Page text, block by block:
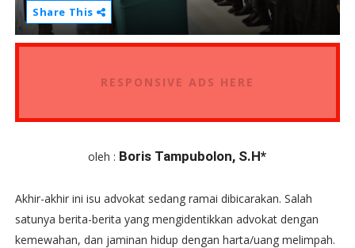
Share This
RESPONSIVE ADS HERE
oleh : Boris Tampubolon, S.H*
Akhir-akhir ini isu advokat sedang ramai dibicarakan. Salah
satunya berita-berita yang mengidentikkan advokat dengan
kemewahan, dan jaminan hidup dengan harta/uang melimpah.